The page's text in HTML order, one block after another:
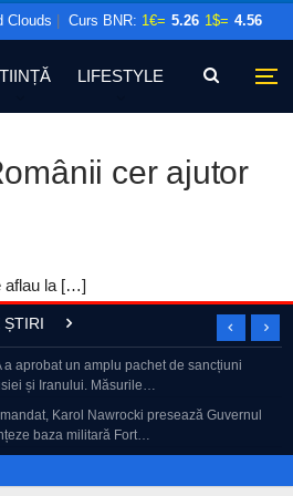
Clouds |Curs BNR: 1€= 5.26 1$= 4.56
LIFESTYLE
cer ajutor
aflau la […]
Piperea – dezvăluiri despre minciunile din
| Subiectul Zilei,…
pian, Chopin. Cu Emilia Popescu
ȘTIRI
a aprobat un amplu pachet de sancțiuni
și Iranului. Măsurile…
Karol Nawrocki presează Guvernul
baza militară Fort…